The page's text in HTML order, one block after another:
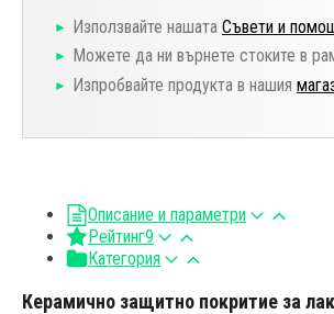
Използвайте нашата Съвети и
Можете да ни върнете стоките в
Изпробвайте продукта в нашия
Описание и параметри
Рейтинг9
Категория
Керамично защитно покритие за